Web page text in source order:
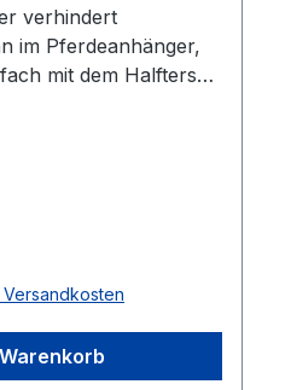
verhindert
im Pferdeanhänger,
mit dem Halfterseil
Abwechslung.
verlängert sich
Zudem ist